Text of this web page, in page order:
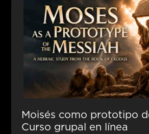
Moisés como prototipo
Curso grupal en línea